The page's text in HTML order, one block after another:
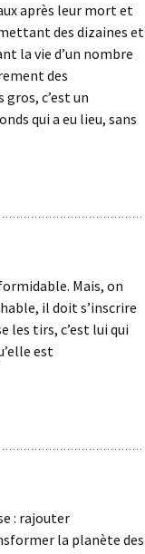
après leur mort et
des dizaines et
la vie d’un nombre
des
c’est un
qui a eu lieu, sans
Mais, on
il doit s’inscrire
les tirs, c’est lui qui
est
: rajouter
la planète des